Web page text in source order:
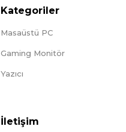
Kategoriler
Masaüstü PC
Gaming Monitör
Yazıcı
İletişim